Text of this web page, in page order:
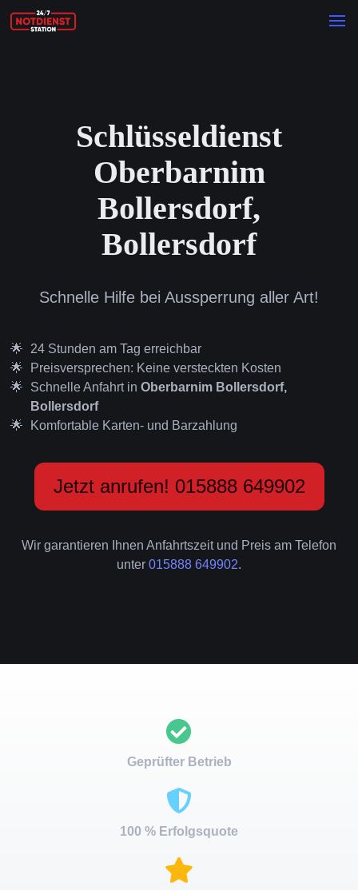
Schlüsseldienst
Oberbarnim
Bollersdorf,
Bollersdorf
Schnelle Hilfe bei Aussperrung aller Art!
24 Stunden am Tag erreichbar
Preisversprechen: Keine versteckten Kosten
Schnelle Anfahrt in Oberbarnim Bollersdorf,
Bollersdorf
Komfortable Karten- und Barzahlung
Jetzt anrufen! 015888 649902
Wir garantieren Ihnen Anfahrtszeit und Preis am Telefon
unter 015888 649902.
Geprüfter Betrieb
100 % Erfolgsquote